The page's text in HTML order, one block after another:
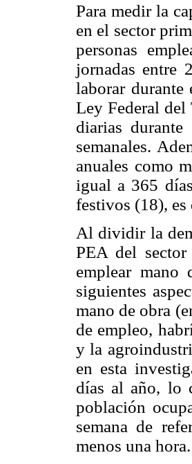
Para medir la
en el sector
personas
jornadas entre
laborar durante
Ley Federal del
diarias
semanales.
anuales como
igual a 365
festivos (18),
Al dividir la
PEA del
emplear mano
siguientes
mano de obra
de empleo,
y la
en esta
días al año, lo
población
semana de
menos una hora.